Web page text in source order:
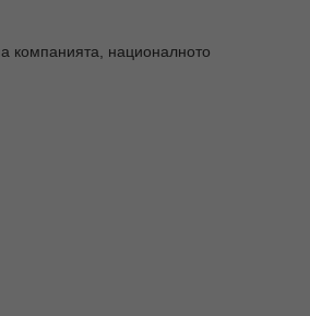
компанията, националното